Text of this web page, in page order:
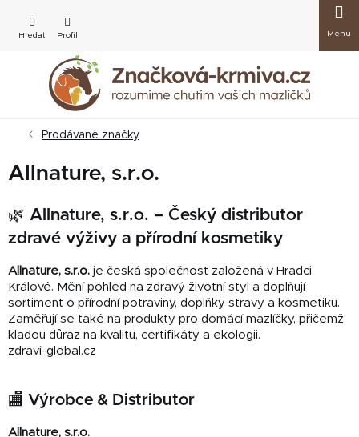
obsah
košík
Prodávané značky
Allnature, s.r.o.
🌿 Allnature, s.r.o. – Český distributor
zdravé výživy a přírodní kosmetiky
Allnature, s.r.o. je česká společnost založená v Hradci
Králové. Mění pohled na zdravý životní styl a doplňují
sortiment o přírodní potraviny, doplňky stravy a kosmetiku.
Zaměřují se také na produkty pro domácí mazlíčky, přičemž
kladou důraz na kvalitu, certifikáty a ekologii.
zdravi-global.cz
🏬 Výrobce & Distributor
Allnature, s.r.o.